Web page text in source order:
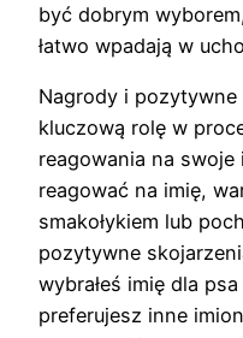
być dobrym
łatwo wpadają w
Nagrody i
kluczową rolę w
reagowania na
reagować na imię,
smakołykiem lub
pozytywne
wybrałeś imię dla
preferujesz inne